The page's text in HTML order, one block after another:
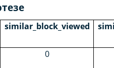
similar_block_viewed
0